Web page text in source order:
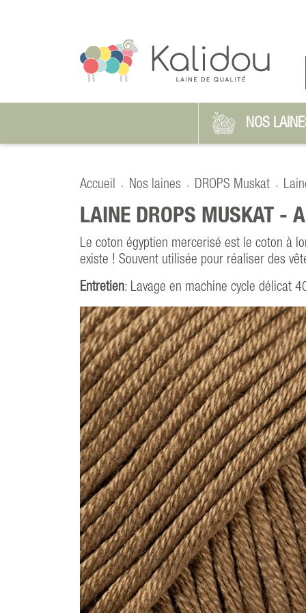
NOS
Accueil Nos laines DROPS Muskat
LAINE DROPS MUSKAT -
Le coton égyptien mercerisé est le coton à
existe ! Souvent utilisée pour réaliser des
Entretien: Lavage en machine cycle délicat